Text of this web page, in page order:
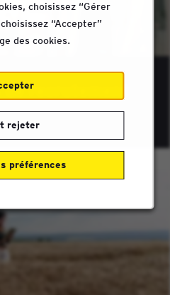
choisissez “Gérer
“Accepter”
des cookies.
rejeter
préférences
de recrutement